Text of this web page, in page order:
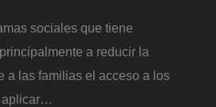
sociales que tiene
a reducir la
a las familias el acceso a los
aplicar…